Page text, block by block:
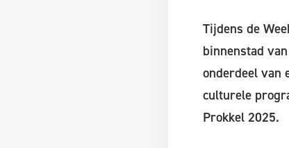
Tijdens de
binnenstad
onderdeel van
culturele
Prokkel 2025.